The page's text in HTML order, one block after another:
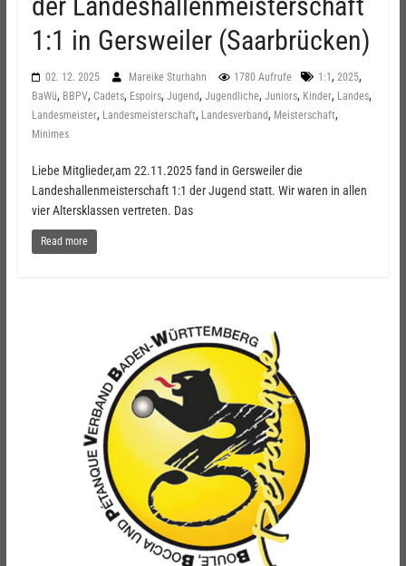
1:1 in Gersweiler (Saarbrücken)
02. 12. 2025 Mareike Sturhahn 1780 Aufrufe 1:1 , 2025,
BaWü, BBPV, Cadets, Espoirs, Jugend, Jugendliche, Juniors, Kinder, Landes,
Landesmeister, Landesmeisterschaft, Landesverband, Meisterschaft,
Minimes
Liebe Mitglieder,am 22.11.2025 fand in Gersweiler die
Landeshallenmeisterschaft 1:1 der Jugend statt. Wir waren in allen
vier Altersklassen vertreten. Das
Read more